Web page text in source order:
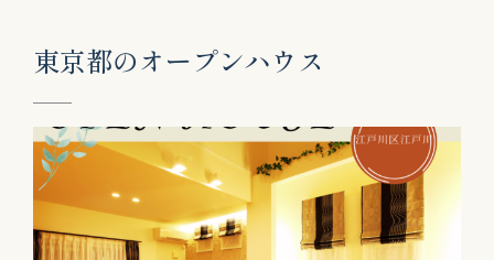
東京都のオープンハウ ス